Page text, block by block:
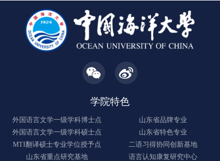
学院特色
外国语言文学一级学科博士点
山东省品牌专业
外国语言文学一级学科硕士点
山东省特色专业
MTI翻译硕士专业学位授予点
二语习得协同创新基地
山东省重点研究基地
语言认知康复研究中心